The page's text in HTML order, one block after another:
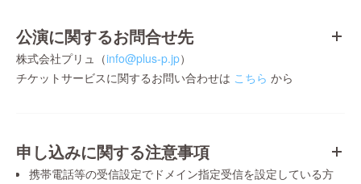
公演に関するお問合せ先
株式会社プリュ（info@plus-p.jp）
チケットサービスに関するお問い合わせは こちら から
申し込みに関する注意事項
携帯電話等の受信設定でドメイン指定受信を設定している方